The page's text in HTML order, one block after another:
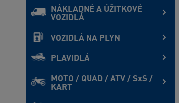
NÁKLADNÉ A ÚŽITKOVÉ
VOZIDLÁ
VOZIDLÁ NA PLYN
PLAVIDLÁ
MOTO / QUAD / ATV / SxS /
KART